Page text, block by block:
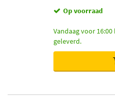
Op voorraad
Vandaag voor
geleverd.